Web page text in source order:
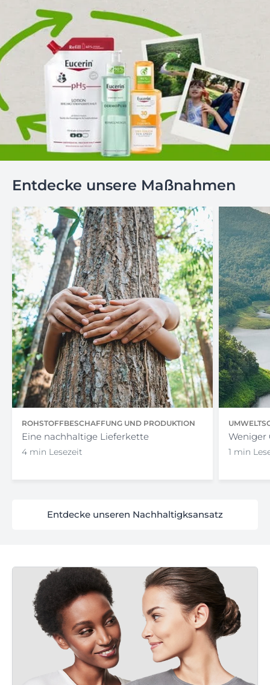
Entdecke unsere Maßnahmen
ROHSTOFFBESCHAFFUNG UND PRODUKTION
Eine nachhaltige Lieferkette
4 min Lesezeit
Weniger
1 min
Entdecke unseren Nachhaltigksansatz